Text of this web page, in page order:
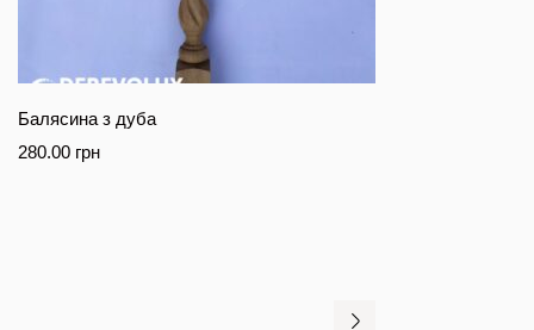
Балясина з дуба
280.00 грн